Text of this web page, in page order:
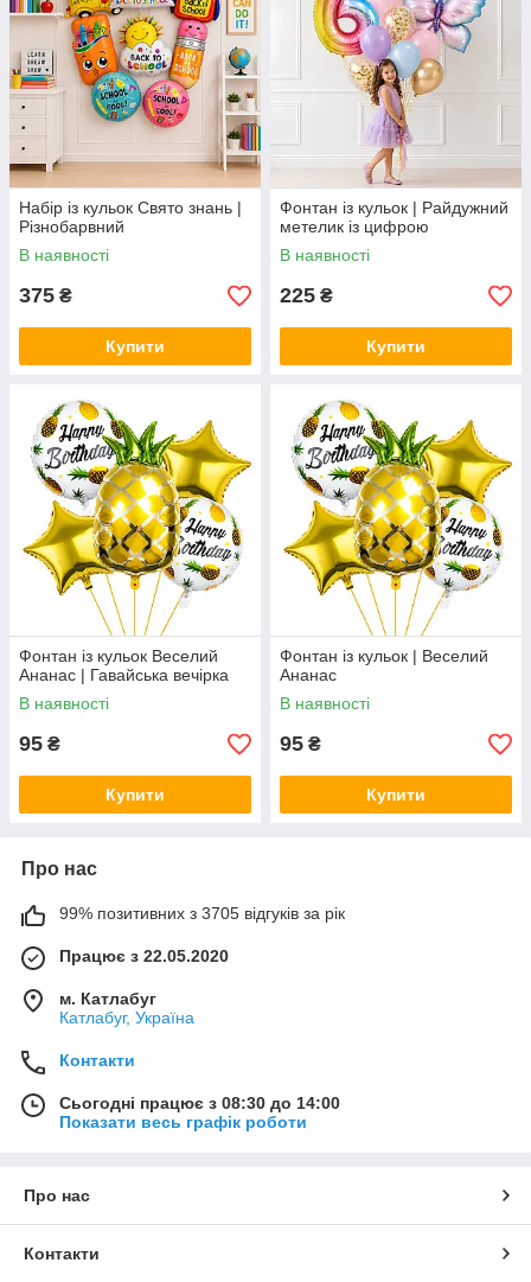
Набір із кульок Свято знань |
Різнобарвний
В наявності
375 ₴
Купити
Фонтан із кульок | Райдужний
метелик із цифрою
В наявності
225 ₴
Купити
Фонтан із кульок Веселий
Ананас | Гавайська вечірка
В наявності
95 ₴
Купити
Фонтан із кульок | Веселий
Ананас
В наявності
95 ₴
Купити
Про нас
99% позитивних з 3705 відгуків за рік
Працює з 22.05.2020
м. Катлабуг
Катлабуг, Україна
Контакти
Сьогодні працює з 08:30 до 14:00
Показати весь графік роботи
Про нас
Контакти